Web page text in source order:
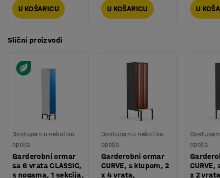
U KOŠARICU U KOŠARICU U
Slični proizvodi
Dostupan u nekoliko
opcija
Garderobni ormar
sa 6 vrata CLASSIC,
s nogama, 1 sekcija,
Dostupan u nekoliko
opcija
Garderobni ormar
CURVE, s klupom, 2
x 4 vrata,
opcija
x 2